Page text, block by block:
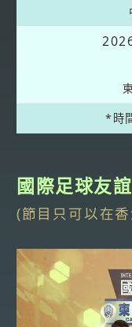
*時
國際足球友
(節目只可以在